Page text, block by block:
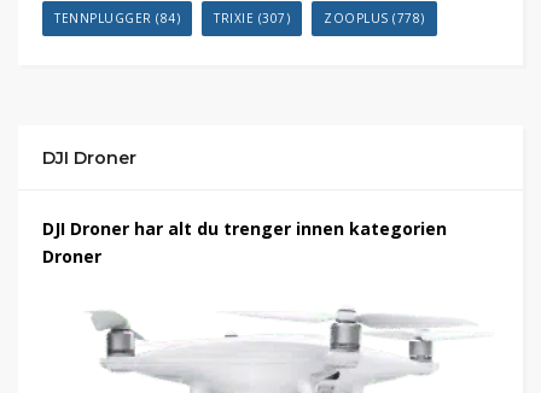
TENNPLUGGER (84) TRIXIE (307) ZOOPLUS (778)
DJI Droner
DJI Droner har alt du trenger innen kategorien
Droner